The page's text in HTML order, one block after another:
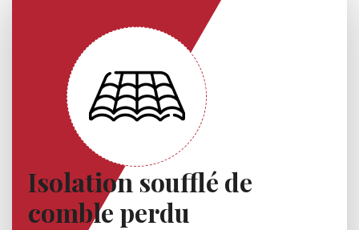
Isolation soufflé de
comble perdu